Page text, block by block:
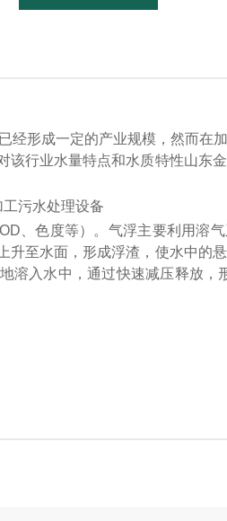
形成一定的产业规模，然而在
行业水量特点和水质特性山东
、色度等）。气浮主要利用溶气
至水面，形成浮渣，使水中的
入水中，通过快速减压释放，